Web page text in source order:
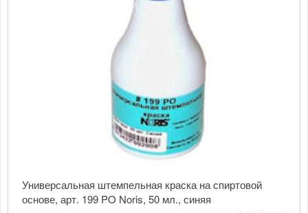
Универсальная штемпельная краска на спиртовой
основе, арт. 199 PO Noris, 50 мл., синяя